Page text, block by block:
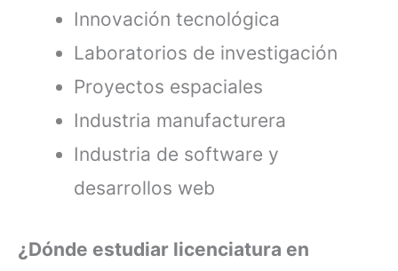
Innovación tecnológica
Laboratorios de investigación
Proyectos espaciales
Industria manufacturera
Industria de software y
desarrollos web
¿Dónde estudiar licenciatura en